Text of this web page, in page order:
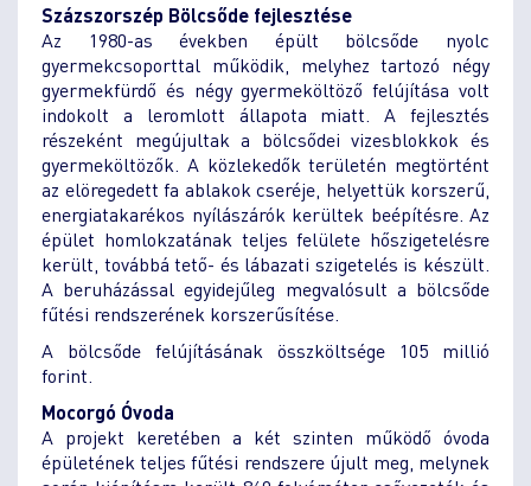
Százszorszép Bölcsőde fejlesztése
Az 1980-as években épült bölcsőde nyolc
gyermekcsoporttal működik, melyhez tartozó négy
gyermekfürdő és négy gyermeköltöző felújítása volt
indokolt a leromlott állapota miatt. A fejlesztés
részeként megújultak a bölcsődei vizesblokkok és
gyermeköltözők. A közlekedők területén megtörtént
az elöregedett fa ablakok cseréje, helyettük korszerű,
energiatakarékos nyílászárók kerültek beépítésre. Az
épület homlokzatának teljes felülete hőszigetelésre
került, továbbá tető- és lábazati szigetelés is készült.
A beruházással egyidejűleg megvalósult a bölcsőde
fűtési rendszerének korszerűsítése.
A bölcsőde felújításának összköltsége 105 millió
forint.
Mocorgó Óvoda
A projekt keretében a két szinten működő óvoda
épületének teljes fűtési rendszere újult meg, melynek